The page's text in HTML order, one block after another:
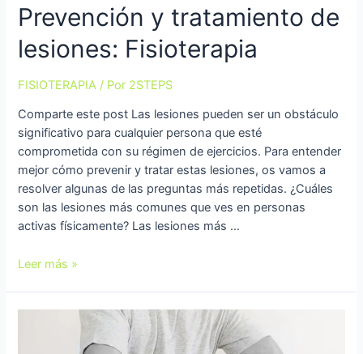
Prevención y tratamiento de
lesiones: Fisioterapia
FISIOTERAPIA / Por 2STEPS
Comparte este post Las lesiones pueden ser un obstáculo
significativo para cualquier persona que esté
comprometida con su régimen de ejercicios. Para entender
mejor cómo prevenir y tratar estas lesiones, os vamos a
resolver algunas de las preguntas más repetidas. ¿Cuáles
son las lesiones más comunes que ves en personas
activas físicamente? Las lesiones más …
Leer más »